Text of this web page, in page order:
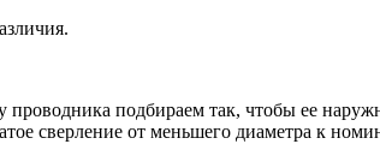
подбираем так, чтобы ее
сверление от меньшего диаметра к